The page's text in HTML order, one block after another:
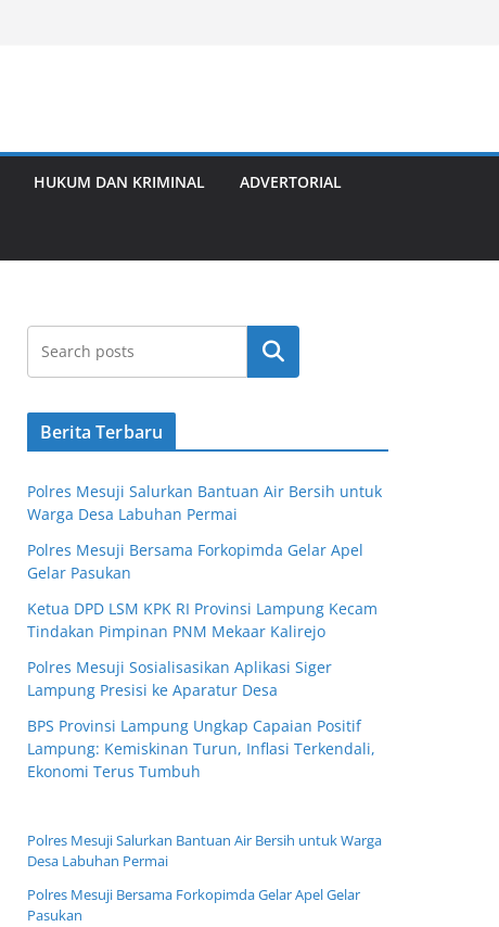
HUKUM DAN KRIMINAL ADVERTORIAL
Cari
Berita Terbaru
Polres Mesuji Salurkan Bantuan Air Bersih untuk
Warga Desa Labuhan Permai
Polres Mesuji Bersama Forkopimda Gelar Apel
Gelar Pasukan
Ketua DPD LSM KPK RI Provinsi Lampung Kecam
Tindakan Pimpinan PNM Mekaar Kalirejo
Polres Mesuji Sosialisasikan Aplikasi Siger
Lampung Presisi ke Aparatur Desa
BPS Provinsi Lampung Ungkap Capaian Positif
Lampung: Kemiskinan Turun, Inflasi Terkendali,
Ekonomi Terus Tumbuh
Polres Mesuji Salurkan Bantuan Air Bersih untuk Warga
Desa Labuhan Permai
Polres Mesuji Bersama Forkopimda Gelar Apel Gelar
Pasukan